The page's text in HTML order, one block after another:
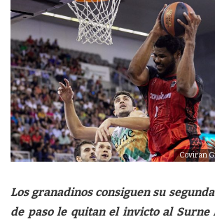
Coviran
Los granadinos consiguen su
de paso le quitan el invicto al Surne